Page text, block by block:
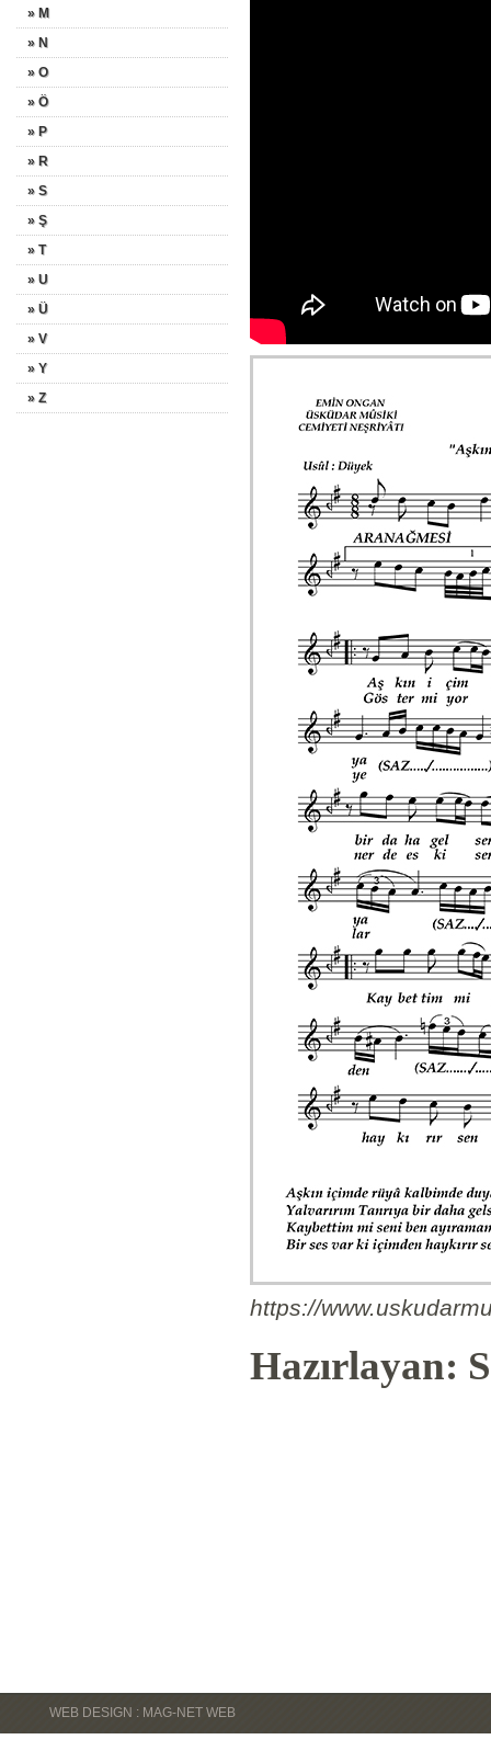
» M
» N
» O
» Ö
» P
» R
» S
» Ş
» T
» U
» Ü
» V
» Y
» Z
https://
Hazırlayan:
WEB DESIGN : MAG-NET WEB